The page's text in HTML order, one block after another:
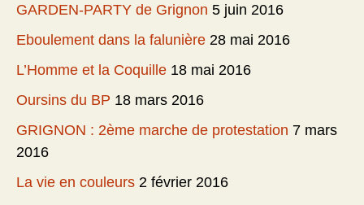
GARDEN-PARTY de Grignon 5 juin 2016
Eboulement dans la falunière 28 mai 2016
L’Homme et la Coquille 18 mai 2016
Oursins du BP 18 mars 2016
GRIGNON : 2ème marche de protestation 7 mars
2016
La vie en couleurs 2 février 2016